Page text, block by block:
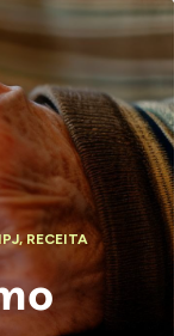
,RECEITA